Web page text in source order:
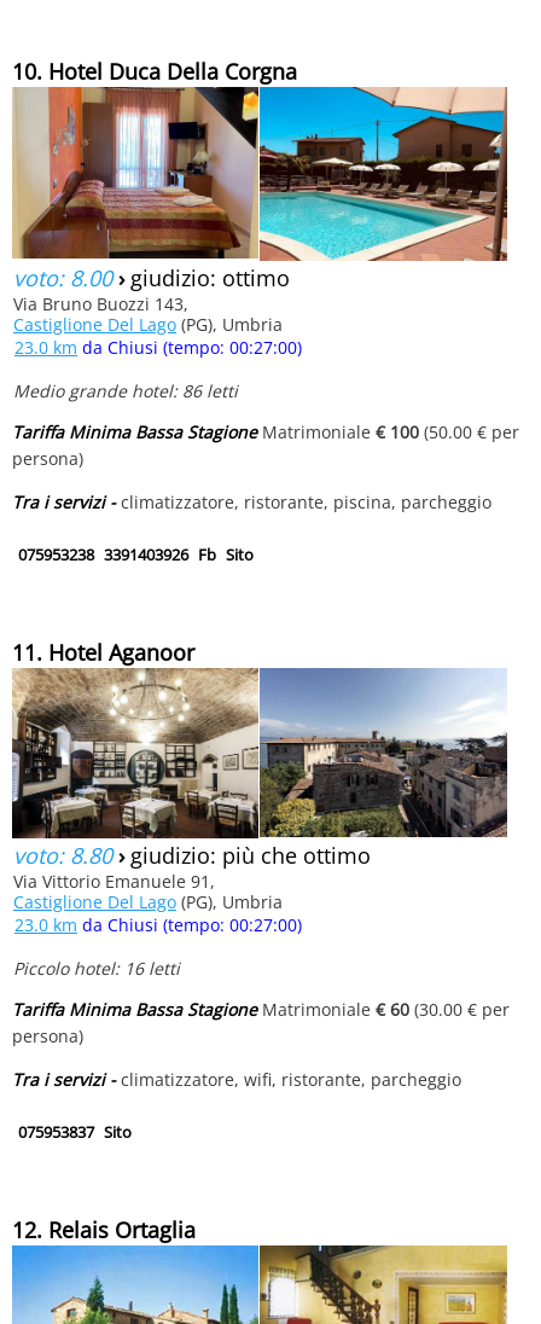
10. Hotel Duca Della Corgna
voto: 8.00› giudizio: ottimo
Via Bruno Buozzi 143,
Castiglione Del Lago (PG), Umbria
23.0 km da Chiusi (tempo: 00:27:00)
Medio grande hotel: 86 letti
Tariffa Minima Bassa StagioneMatrimoniale € 100 (50.00 € per
persona)
Tra i servizi -climatizzatore, ristorante, piscina, parcheggio
075953238 3391403926 Fb Sito
11. Hotel Aganoor
voto: 8.80› giudizio: più che ottimo
Via Vittorio Emanuele 91,
Castiglione Del Lago (PG), Umbria
23.0 km da Chiusi (tempo: 00:27:00)
Piccolo hotel: 16 letti
Tariffa Minima Bassa StagioneMatrimoniale € 60 (30.00 € per
persona)
Tra i servizi -climatizzatore, wifi, ristorante, parcheggio
075953837 Sito
12. Relais Ortaglia